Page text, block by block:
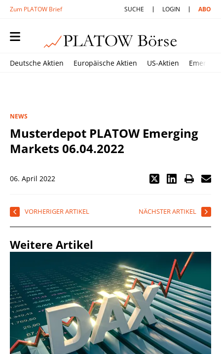
Zum PLATOW Brief SUCHE LOGIN ABO
Deutsche Aktien Europäische Aktien US-Aktien
NEWS
Musterdepot PLATOW Emerging
Markets 06.04.2022
06. April 2022
VORHERIGER ARTIKEL NÄCHSTER ARTIKEL
Weitere Artikel